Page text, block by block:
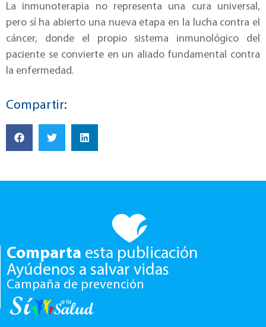
La inmunoterapia no representa una cura universal,
pero sí ha abierto una nueva etapa en la lucha contra el
cáncer, donde el propio sistema inmunológico del
paciente se convierte en un aliado fundamental contra
la enfermedad.
Compartir:
Comparta esta publicación
Ayúdenos a salvar vidas
Campaña de prevención